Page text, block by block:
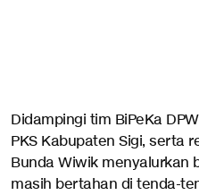
Didampingi tim BiPeKa
PKS Kabupaten Sigi, serta
Bunda Wiwik menyalurkan
masih bertahan di tenda-